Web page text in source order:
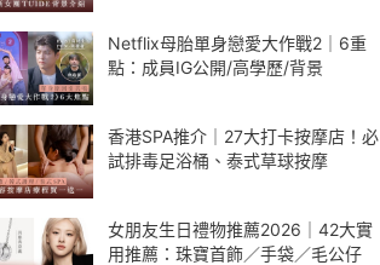
Netflix母胎單身戀愛大作戰2｜6重
點：成員IG公開/高學歷/背景
香港SPA推介｜27大打卡按摩店！必
試排毒足浴桶、泰式草球按摩
女朋友生日禮物推薦2026｜42大實
用推薦：珠寶首飾／手袋／毛公仔